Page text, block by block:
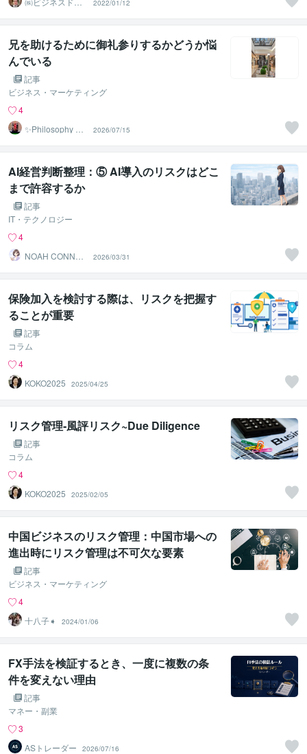
ター 白井裕之
2022/01/12
兄を助けるために御礼参りするかどうか悩
んでいる
記事
ビジネス・マーケティング
4
✨Philosophy Va
2026/07/15
AI経営判断整理：⑤ AI導入のリスクはどこ
まで許容するか
記事
IT・テクノロジー
4
NOAH CONNEC
2026/03/31
保険加入を検討する際は、リスクを把握す
ることが重要
記事
コラム
4
KOKO2025
2025/04/25
リスク管理‐風評リスク~Due Diligence
記事
コラム
4
KOKO2025
2025/02/05
中国ビジネスのリスク管理：中国市場への
進出時にリスク管理は不可欠な要素
記事
ビジネス・マーケティング
4
十八子➧
2024/01/06
FX手法を検証するとき、一度に複数の条
件を変えない理由
記事
マネー・副業
3
ASトレーダー
2026/07/16